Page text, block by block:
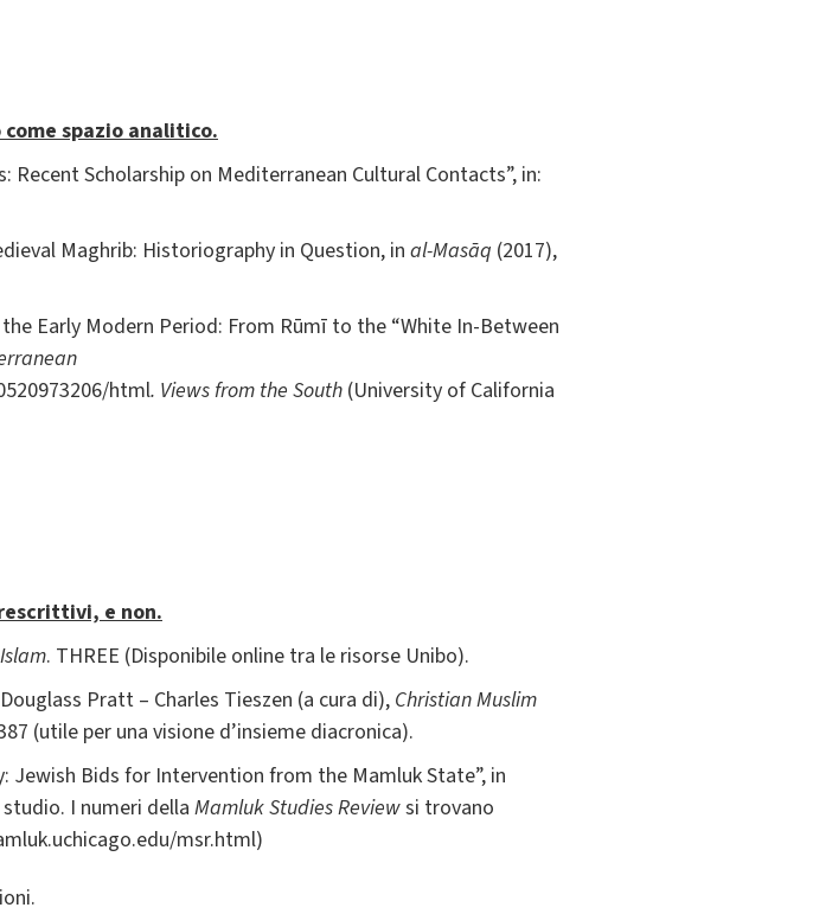
spazio analitico.
Recent Scholarship on Mediterranean Cultural Contacts”, in:
Maghrib: Historiography in Question, in al-Masāq (2017),
Early Modern Period: From Rūmī to the “White In-Between
html. Views from the South (University of California
e non.
. THREE (Disponibile online tra le risorse Unibo).
Pratt – Charles Tieszen (a cura di), Christian Muslim
(utile per una visione d’insieme diacronica).
Jewish Bids for Intervention from the Mamluk State”, in
studio. I numeri dellaMamluk Studies Reviewsi trovano
msr.html)